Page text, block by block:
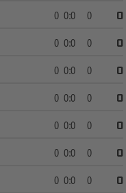
0 0:0 0
0
0 0:0 0
0
0 0:0 0
0
0 0:0 0
0
0 0:0 0
0
0 0:0 0
0
0 0:0 0
0